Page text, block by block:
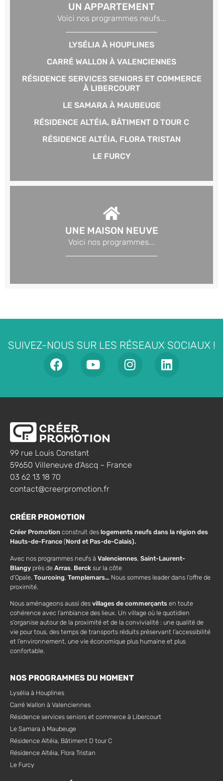
UN APPARTEMENT
Voici nos programmes neufs...
LYSÉLIA À HOUPLINES
CARRÉ WALLON À VALENCIENNES
RÉSIDENCE SERVICES SENIORS ET COMMERCE
À LIBERCOURT
LE SAMARA À MAUBEUGE
RÉSIDENCE ALTÉIA, BÂTIMENT D TOUR C
RÉSIDENCE ALTÉIA, FLORA TRISTAN
LE FURCY
UNE MAISON NEUVE
Voici nos programmes...
SUIVEZ-NOUS SUR LES RÉSEAUX SOCIAUX !
99 rue Louis Constant
59650 Villeneuve d’Ascq – France
03 62 13 18 70
contact@creerpromotion.fr
CRÉER PROMOTION
Créer Promotion construit des logements neufs dans la région des
Hauts-de-France (Nord et Pas-de-Calais).
Avec nos programmes neufs à Valenciennes, Saint-Laurent-
Blangy près de Arras, Berck sur la côte
d’Opale, Tourcoing, Templemars… Nous sommes leader dans l’offre de
proximité.
Nous aménageons aussi des villages de commerçants en toute
cohérence avec l’ambiance des lieux. Un village où le quotidien
s’organise autour de la proximité et de la convivialité : une qualité de
vie pour tous, des temps de transports réduits préservant l’accessibilité
et l’environnement, une vie économique plus humaine et plus
confortable.
NOS PROGRAMMES DU MOMENT
Lysélia à Houplines
Carré Wallon à Valenciennes
Résidence services seniors et commerce à Libercourt
Le Samara à Maubeuge
Résidence Altéia, Bâtiment D tour C
Résidence Altéia, Flora Tristan
Le Furcy